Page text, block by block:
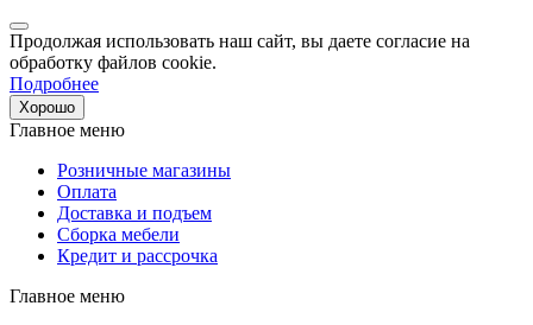
Продолжая использовать наш сайт, вы даете согласие на
обработку файлов cookie.
Подробнее
Хорошо
Главное меню
Розничные магазины
Оплата
Доставка и подъем
Сборка мебели
Кредит и рассрочка
Главное меню